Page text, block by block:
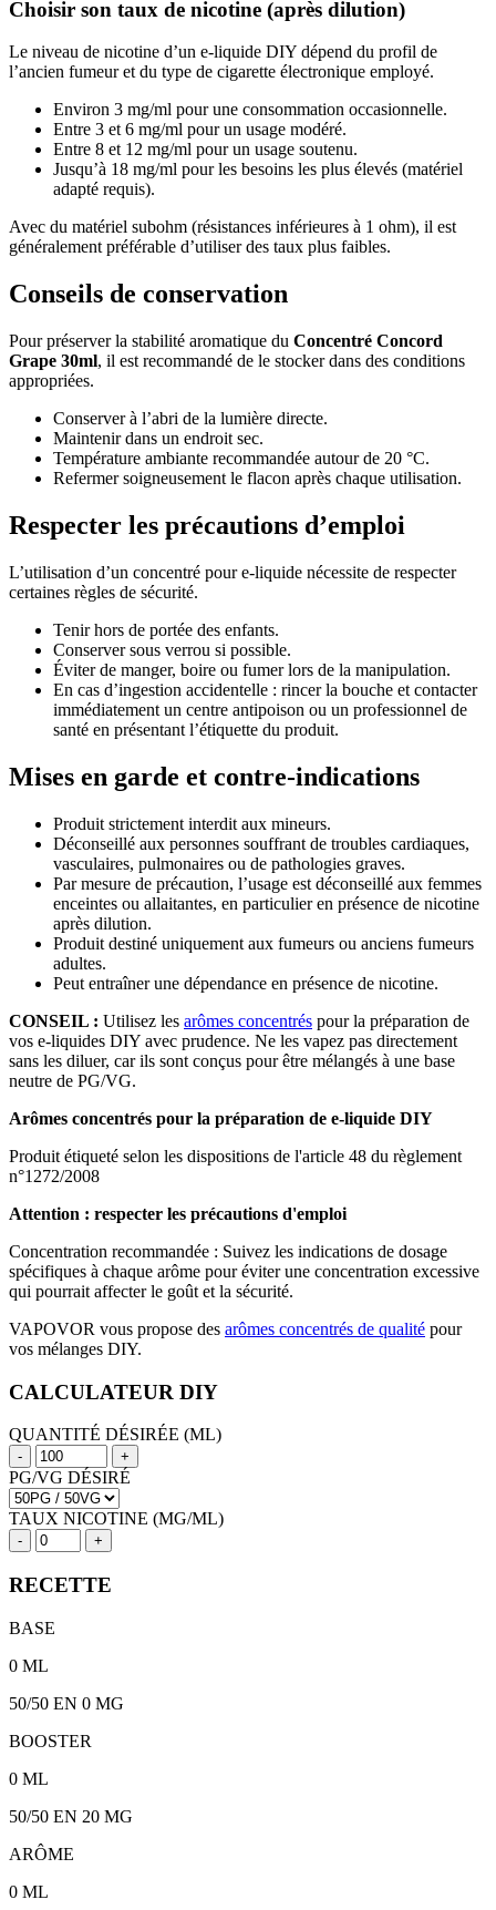
Choisir son taux de nicotine (après dilution)
Le niveau de nicotine d’un e-liquide DIY dépend du profil de
l’ancien fumeur et du type de cigarette électronique employé.
Environ 3 mg/ml pour une consommation occasionnelle.
Entre 3 et 6 mg/ml pour un usage modéré.
Entre 8 et 12 mg/ml pour un usage soutenu.
Jusqu’à 18 mg/ml pour les besoins les plus élevés (matériel
adapté requis).
Avec du matériel subohm (résistances inférieures à 1 ohm), il est
généralement préférable d’utiliser des taux plus faibles.
Conseils de conservation
Pour préserver la stabilité aromatique du Concentré Concord
Grape 30ml, il est recommandé de le stocker dans des conditions
appropriées.
Conserver à l’abri de la lumière directe.
Maintenir dans un endroit sec.
Température ambiante recommandée autour de 20 °C.
Refermer soigneusement le flacon après chaque utilisation.
Respecter les précautions d’emploi
L’utilisation d’un concentré pour e-liquide nécessite de respecter
certaines règles de sécurité.
Tenir hors de portée des enfants.
Conserver sous verrou si possible.
Éviter de manger, boire ou fumer lors de la manipulation.
En cas d’ingestion accidentelle : rincer la bouche et contacter
immédiatement un centre antipoison ou un professionnel de
santé en présentant l’étiquette du produit.
Mises en garde et contre-indications
Produit strictement interdit aux mineurs.
Déconseillé aux personnes souffrant de troubles cardiaques,
vasculaires, pulmonaires ou de pathologies graves.
Par mesure de précaution, l’usage est déconseillé aux femmes
enceintes ou allaitantes, en particulier en présence de nicotine
après dilution.
Produit destiné uniquement aux fumeurs ou anciens fumeurs
adultes.
Peut entraîner une dépendance en présence de nicotine.
CONSEIL : Utilisez les arômes concentrés pour la préparation de
vos e-liquides DIY avec prudence. Ne les vapez pas directement
sans les diluer, car ils sont conçus pour être mélangés à une base
neutre de PG/VG.
Arômes concentrés pour la préparation de e-liquide DIY
Produit étiqueté selon les dispositions de l'article 48 du règlement
n°1272/2008
Attention : respecter les précautions d'emploi
Concentration recommandée : Suivez les indications de dosage
spécifiques à chaque arôme pour éviter une concentration excessive
qui pourrait affecter le goût et la sécurité.
VAPOVOR vous propose des arômes concentrés de qualité pour
vos mélanges DIY.
CALCULATEUR DIY
QUANTITÉ DÉSIRÉE (ML)
- +
PG/VG DÉSIRÉ
TAUX NICOTINE (MG/ML)
- +
RECETTE
BASE
0 ML
50/50 EN 0 MG
BOOSTER
0 ML
50/50 EN 20 MG
ARÔME
0 ML